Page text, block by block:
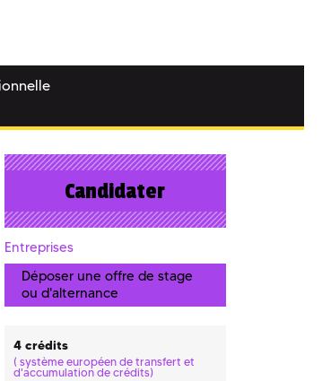
Candidater
Entreprises
Déposer une offre de stage
ou d'alternance
4 crédits
( système européen de transfert et
d'accumulation de crédits)